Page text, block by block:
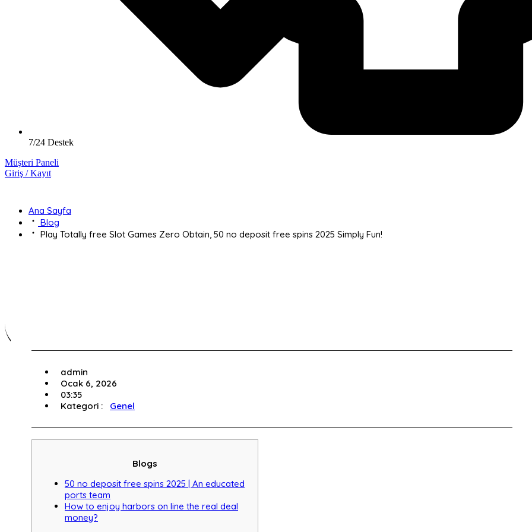
7/24 Destek
Müşteri Paneli
Giriş / Kayıt
Ana Sayfa
Blog
Play Totally free Slot Games Zero Obtain, 50 no deposit free spins 2025 Simply Fun!
admin
Ocak 6, 2026
03:35
Kategori :
Genel
Blogs
50 no deposit free spins 2025 | An educated
ports team
How to enjoy harbors on line the real deal
money?